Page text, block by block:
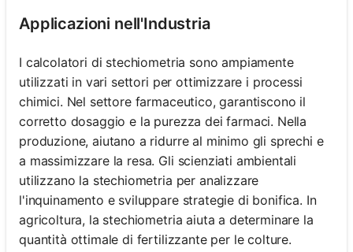
Applicazioni nell'Industria
I calcolatori di stechiometria sono ampiamente
utilizzati in vari settori per ottimizzare i processi
chimici. Nel settore farmaceutico, garantiscono il
corretto dosaggio e la purezza dei farmaci. Nella
produzione, aiutano a ridurre al minimo gli sprechi e
a massimizzare la resa. Gli scienziati ambientali
utilizzano la stechiometria per analizzare
l'inquinamento e sviluppare strategie di bonifica. In
agricoltura, la stechiometria aiuta a determinare la
quantità ottimale di fertilizzante per le colture.